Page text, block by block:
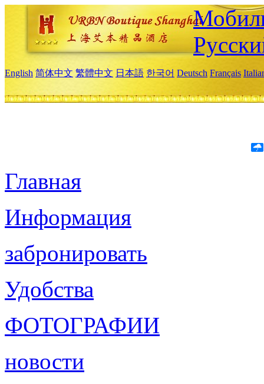
English 简体中文 繁體中文 日本語 한국어 Deutsch Français
Главная
Информация
забронировать
Удобства
ФОТОГРАФИИ
новости